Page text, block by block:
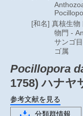
[和名] 真核生
物門 -
サンゴ
ゴ属
Pocillopora
1758) ハナヤ
参考文献を見る
分類群情報